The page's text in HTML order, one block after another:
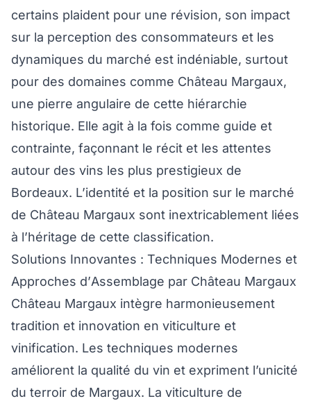
certains plaident pour une révision, son impact
sur la perception des consommateurs et les
dynamiques du marché est indéniable, surtout
pour des domaines comme Château Margaux,
une pierre angulaire de cette hiérarchie
historique. Elle agit à la fois comme guide et
contrainte, façonnant le récit et les attentes
autour des vins les plus prestigieux de
Bordeaux. L’identité et la position sur le marché
de Château Margaux sont inextricablement liées
à l’héritage de cette classification.
Solutions Innovantes : Techniques Modernes et
Approches d’Assemblage par Château Margaux
Château Margaux intègre harmonieusement
tradition et innovation en viticulture et
vinification. Les techniques modernes
améliorent la qualité du vin et expriment l’unicité
du terroir de Margaux. La viticulture de